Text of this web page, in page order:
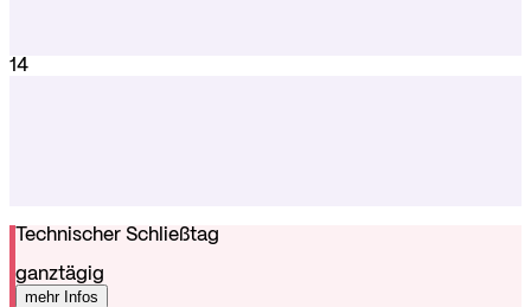
14
Technischer Schließtag
ganztägig
mehr Infos